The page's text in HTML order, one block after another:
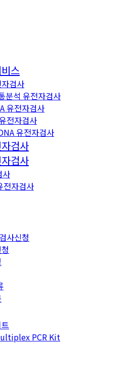
스
검사
분석 유전자검사
유전자검사
전자검사
유전자검사
검사
검사
사
전자검사
사신청
PCR Kit